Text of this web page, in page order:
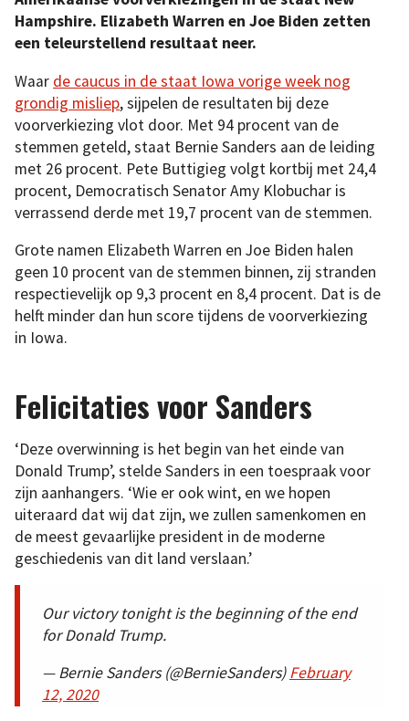
Hampshire. Elizabeth Warren en Joe Biden zetten
een teleurstellend resultaat neer.
Waar de caucus in de staat Iowa vorige week nog
grondig misliep, sijpelen de resultaten bij deze
voorverkiezing vlot door. Met 94 procent van de
stemmen geteld, staat Bernie Sanders aan de leiding
met 26 procent. Pete Buttigieg volgt kortbij met 24,4
procent, Democratisch Senator Amy Klobuchar is
verrassend derde met 19,7 procent van de stemmen.
Grote namen Elizabeth Warren en Joe Biden halen
geen 10 procent van de stemmen binnen, zij stranden
respectievelijk op 9,3 procent en 8,4 procent. Dat is de
helft minder dan hun score tijdens de voorverkiezing
in Iowa.
Felicitaties voor Sanders
‘Deze overwinning is het begin van het einde van
Donald Trump’, stelde Sanders in een toespraak voor
zijn aanhangers. ‘Wie er ook wint, en we hopen
uiteraard dat wij dat zijn, we zullen samenkomen en
de meest gevaarlijke president in de moderne
geschiedenis van dit land verslaan.’
Our victory tonight is the beginning of the end
for Donald Trump.
— Bernie Sanders (@BernieSanders)February
12, 2020